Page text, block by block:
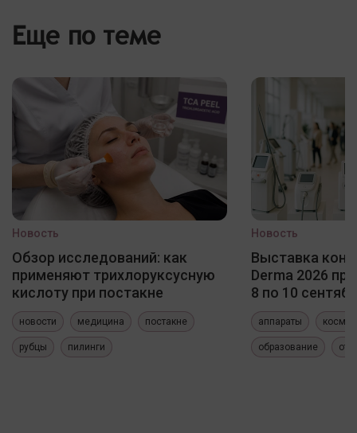
Еще по теме
Новость
Обзор исследований: как
применяют трихлоруксусную
кислоту при постакне
новости медицина постакне
рубцы пилинги
Новость
Выставка
Derma 2026
8 по 10
аппараты
образование